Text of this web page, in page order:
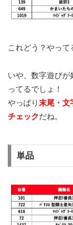
これどう？やって
いや、数字遊び
ってるでしょ！
やっぱり 末尾・文
チェックだね。
単品